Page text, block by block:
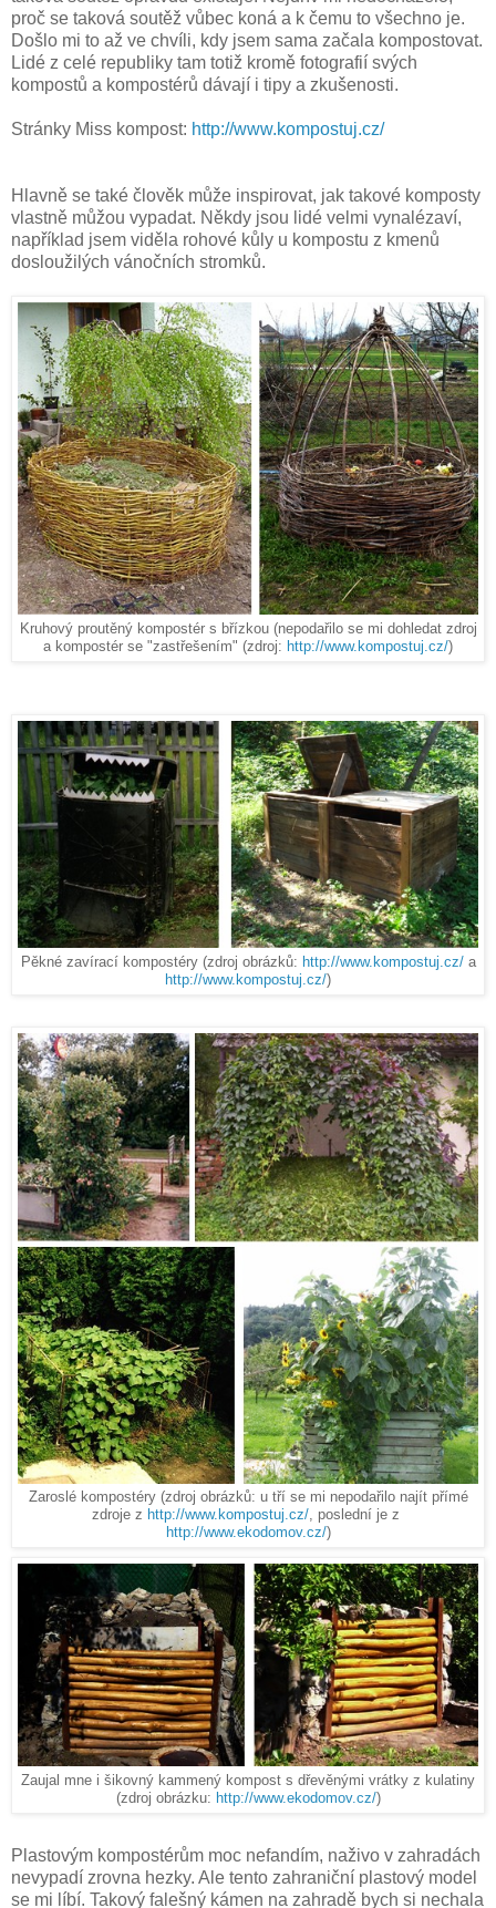
proč se taková soutěž vůbec koná a k čemu to všechno je.
Došlo mi to až ve chvíli, kdy jsem sama začala kompostovat.
Lidé z celé republiky tam totiž kromě fotografií svých
kompostů a kompostérů dávají i tipy a zkušenosti.
Stránky Miss kompost: http://www.kompostuj.cz/
Hlavně se také člověk může inspirovat, jak takové komposty
vlastně můžou vypadat. Někdy jsou lidé velmi vynalézaví,
například jsem viděla rohové kůly u kompostu z kmenů
dosloužilých vánočních stromků.
Kruhový proutěný kompostér s břízkou (nepodařilo se mi dohledat zdroj
a kompostér se "zastřešením" (zdroj: http://www.kompostuj.cz/)
Pěkné zavírací kompostéry (zdroj obrázků: http://www.kompostuj.cz/a
http://www.kompostuj.cz/)
Zaroslé kompostéry (zdroj obrázků: u tří se mi nepodařilo najít přímé
zdroje z http://www.kompostuj.cz/, poslední je z
http://www.ekodomov.cz/)
Zaujal mne i šikovný kammený kompost s dřevěnými vrátky z kulatiny
(zdroj obrázku: http://www.ekodomov.cz/)
Plastovým kompostérům moc nefandím, naživo v zahradách
nevypadí zrovna hezky. Ale tento zahraniční plastový model
se mi líbí. Takový falešný kámen na zahradě bych si nechala